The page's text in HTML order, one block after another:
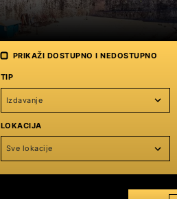
PRIKAŽI DOSTUPNO I NEDOSTUPNO
TIP
Izdavanje
LOKACIJA
Sve lokacije